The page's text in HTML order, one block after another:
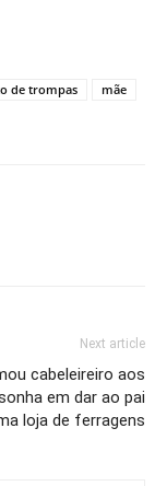
de trompas
mãe
Next article
cabeleireiro aos
em dar ao pai
loja de ferragens